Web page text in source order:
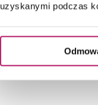
uzyskanymi podczas